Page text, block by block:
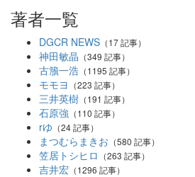
著者一覧
DGCR NEWS （17 記事）
神田敏晶 （349 記事）
古籏一浩 （1195 記事）
モモヨ （223 記事）
三井英樹 （191 記事）
石原強 （110 記事）
rゆ （24 記事）
まつむらまきお （580 記事）
笠居トシヒロ （263 記事）
吉井宏 （1296 記事）